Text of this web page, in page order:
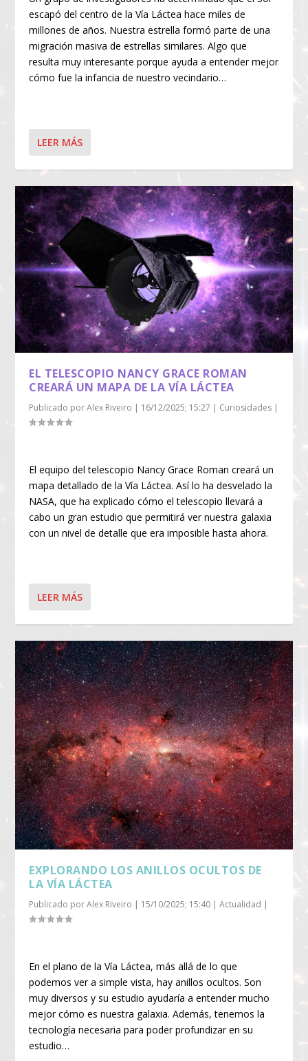
escapó del centro de la Vía Láctea hace miles de
millones de años. Nuestra estrella formó parte de una
migración masiva de estrellas similares. Algo que
resulta muy interesante porque ayuda a entender mejor
cómo fue la infancia de nuestro vecindario…
LEER MÁS
EL TELESCOPIO NANCY GRACE ROMAN
CREARÁ UN MAPA DE LA VÍA LÁCTEA
Publicado porAlex Riveiro | 16/12/2025; 15:27 | Curiosidades |
El equipo del telescopio Nancy Grace Roman creará un
mapa detallado de la Vía Láctea. Así lo ha desvelado la
NASA, que ha explicado cómo el telescopio llevará a
cabo un gran estudio que permitirá ver nuestra galaxia
con un nivel de detalle que era imposible hasta ahora.
LEER MÁS
EXPLORANDO LOS ANILLOS OCULTOS DE
LA VÍA LÁCTEA
Publicado porAlex Riveiro | 15/10/2025; 15:40 |Actualidad |
En el plano de la Vía Láctea, más allá de lo que
podemos ver a simple vista, hay anillos ocultos. Son
muy diversos y su estudio ayudaría a entender mucho
mejor cómo es nuestra galaxia. Además, tenemos la
tecnología necesaria para poder profundizar en su
estudio…